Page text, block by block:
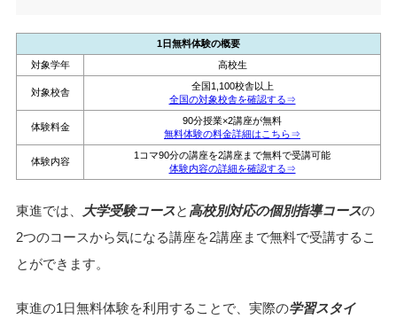
1日無料体験の概要
対象学年
高校生
対象校舎
全国1,100校舎以上
全国の対象校舎を確認する⇒
体験料金
90分授業×2講座が無料
無料体験の料金詳細はこちら⇒
体験内容
1コマ90分の講座を2講座まで無料で受講可能
体験内容の詳細を確認する⇒
東進では、 大学受験コースと 高校別対応の個別指導コースの
2つのコースから気になる講座を2講座まで無料で受講するこ
とができます。
東進の1日無料体験を利用することで、実際の学習スタイ